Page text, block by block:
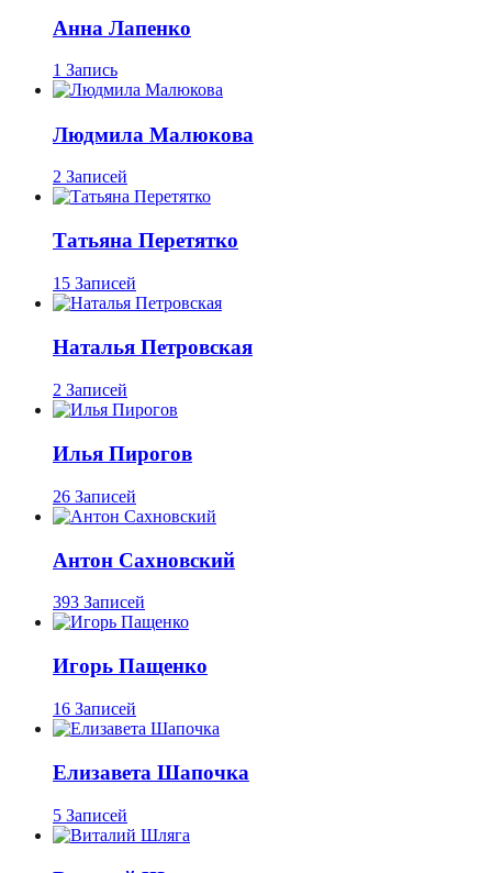
Анна Лапенко
1 Запись
Людмила Малюкова
2 Записей
Татьяна Перетятко
15 Записей
Наталья Петровская
2 Записей
Илья Пирогов
26 Записей
Антон Сахновский
393 Записей
Игорь Пащенко
16 Записей
Елизавета Шапочка
5 Записей